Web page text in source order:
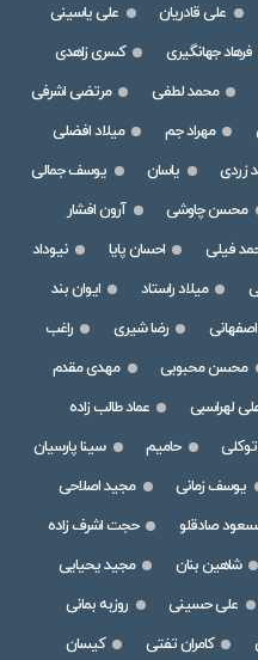
علی قادریان
علی یاسینی
فرهاد جهانگیری
کسری زاهدی
محمد لطفی
مرتضی اشرفی
مهراد جم
میلاد افضلی
زردی یاسان
یوسف جمالی
محسن چاوشی
آرون افشار
فیلی احسان پایا
نیوداد
میلاد راستاد
ایوان بند
رضا شیری
راغب
محسن محبوبی
مهدی مقدم
لهراسبی
عماد طالب زاده
حامیم
سینا پارسیان
یوسف زمانی
مجید اصلاحی
صادقلو
حجت اشرف زاده
شاهین بنان
مجید یحیایی
علی حسینی
روزبه بمانی
کامران تفتی
کیسان